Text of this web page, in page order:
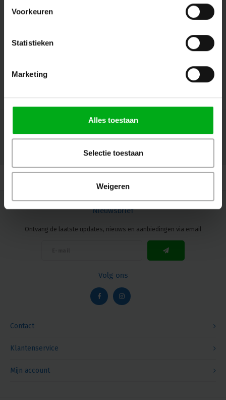
Voorkeuren
Statistieken
Marketing
Alles toestaan
Selectie toestaan
Weigeren
Contact
© Copyright 2026 Megalight sa/nv - Theme by
Contact
Nieuwsbrief
Ontvang de laatste updates, nieuws en aanbiedingen via email
Volg ons
Klantenservice
Mijn account